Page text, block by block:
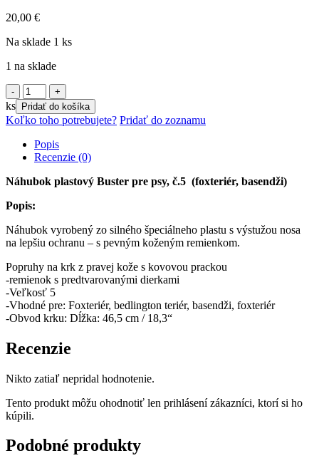
20,00 €
Na sklade 1 ks
1 na sklade
množstvo
Náhubok
plastový
Buster
(foxteriér,
ks Pridať do košíka
Koľko toho potrebujete? Pridať do zoznamu
Popis
Recenzie (0)
Náhubok plastový Buster pre psy, č.5 (foxteriér, basendži)
Popis:
Náhubok vyrobený zo silného špeciálneho plastu s výstužou nosa
na lepšiu ochranu – s pevným koženým remienkom.
Popruhy na krk z pravej kože s kovovou prackou
-remienok s predtvarovanými dierkami
-Veľkosť 5
-Vhodné pre: Foxteriér, bedlington teriér, basendži, foxteriér
-Obvod krku: Dĺžka: 46,5 cm / 18,3“
Recenzie
Nikto zatiaľ nepridal hodnotenie.
Tento produkt môžu ohodnotiť len prihlásení zákazníci, ktorí si ho
kúpili.
Podobné produkty